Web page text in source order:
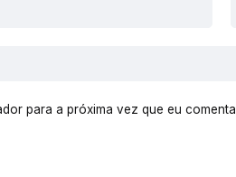
para a próxima vez que eu